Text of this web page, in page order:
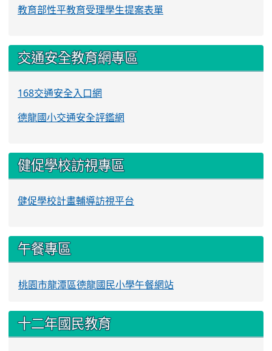
教育部性平教育受理學生提案表單
交通安全教育網專區
168交通安全入口網
德龍國小交通安全評鑑網
健促學校訪視專區
健促學校計畫輔導訪視平台
午餐專區
桃園市龍潭區德龍國民小學午餐網站
十二年國民教育